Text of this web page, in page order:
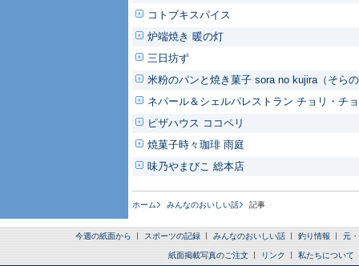
コトブキスパイス
炉端焼き 暖の灯
三日坊ず
米粉のパンと焼き菓子 sora no kujira（そら
ネパール＆シェルパレストラン チョリ・チ
ピザハウス ココペリ
焼菓子時々珈琲 雨庭
味乃やまびこ 総本店
ホーム みんなのおいしい話 記事
今週の紙面から スポーツの記録 みんなのおいしい話 釣り情報 元
紙面掲載写真のご注文 リンク 私たちについて